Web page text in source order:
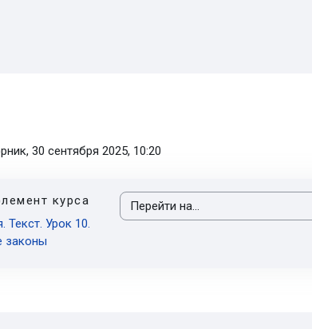
30 сентября 2025, 10:20
курса
Текст. Урок 10.
законы
Перейти на...